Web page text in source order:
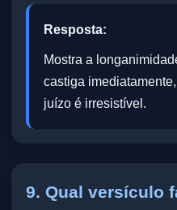
Resposta:
Mostra a
castiga
juízo é irresistível.
9. Qual versículo